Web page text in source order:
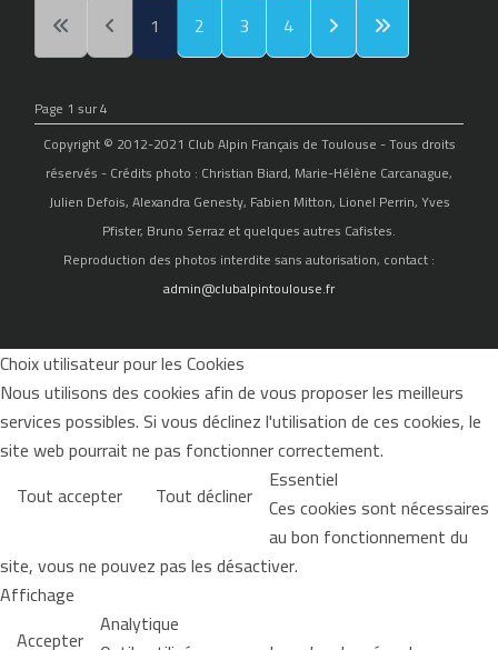
1 2 3 4
Page 1 sur 4
Copyright © 2012-2021 Club Alpin Français de Toulouse - Tous droits
réservés - Crédits photo : Christian Biard, Marie-Hélène Carcanague,
Julien Defois, Alexandra Genesty, Fabien Mitton, Lionel Perrin, Yves
Pfister, Bruno Serraz et quelques autres Cafistes.
Reproduction des photos interdite sans autorisation, contact :
admin@clubalpintoulouse.fr
Choix utilisateur pour les Cookies
Nous utilisons des cookies afin de vous proposer les meilleurs
services possibles. Si vous déclinez l'utilisation de ces cookies, le
site web pourrait ne pas fonctionner correctement.
Tout accepter
Tout décliner Essentiel
Ces cookies sont nécessaires
au bon fonctionnement du
site, vous ne pouvez pas les désactiver.
Affichage
Accepter Analytique